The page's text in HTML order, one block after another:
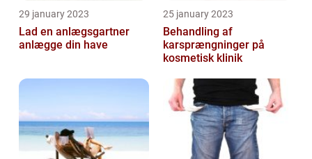
29 january 2023
Lad en anlægsgartner
anlægge din have
25 january 2023
Behandling af
karsprængninger på
kosmetisk klinik